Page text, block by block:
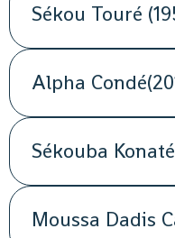
Sékou Touré
Alpha
Sékouba
Moussa Dadis